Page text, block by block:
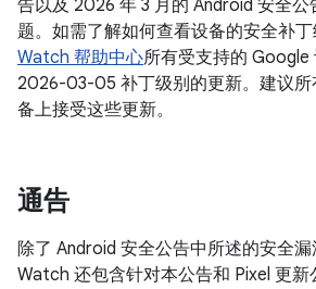
告以及 2026 年 3 月的 Android 安全公
题。如需了解如何查看设备的安全补
Watch 帮助中心所有受支持的 Google
2026-03-05 补丁级别的更新。建议所
备上接受这些更新。
通告
除了 Android 安全公告中所述的安全
Watch 还包含针对本公告和 Pixel 更